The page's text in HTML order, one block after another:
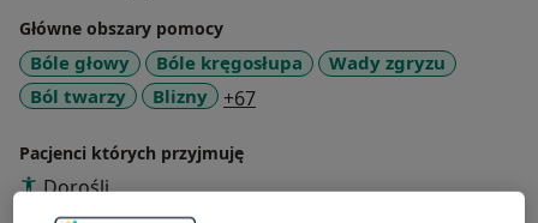
Główne obszary pomocy
Bóle głowy Bóle kręgosłupa
Wady zgryzu
Ból twarzy
Blizny +67a11y_sr_more_diseases
Pacjenci których przyjmuję
Dorośli